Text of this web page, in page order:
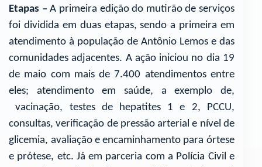
Etapas – A primeira edição do mutirão de serviços
foi dividida em duas etapas, sendo a primeira em
atendimento à população de Antônio Lemos e das
comunidades adjacentes. A ação iniciou no dia 19
de maio com mais de 7.400 atendimentos entre
eles; atendimento em saúde, a exemplo de,
vacinação, testes de hepatites 1 e 2, PCCU,
consultas, verificação de pressão arterial e nível de
glicemia, avaliação e encaminhamento para órtese
e prótese, etc. Já em parceria com a Polícia Civil e